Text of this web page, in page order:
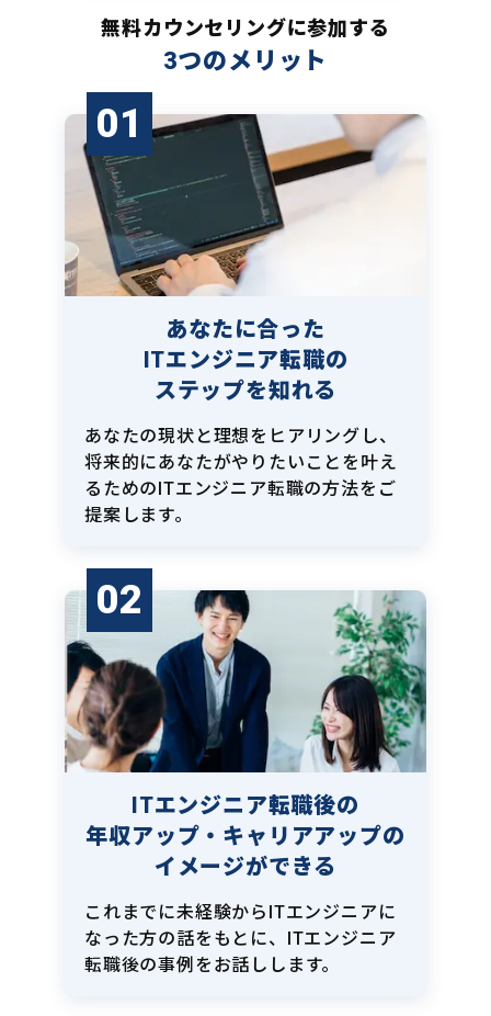
無料カウンセリングに参加する
3つのメリット
01
あなたに合った
ITエンジニア転職の
ステップを知れる
あなたの現状と理想をヒアリングし、
将来的にあなたがやりたいことを叶え
るためのITエンジニア転職の方法をご
提案します。
02
ITエンジニア転職後の
年収アップ・キャリアアップの
イメージができる
これまでに未経験からITエンジニアに
なった方の話をもとに、ITエンジニア
転職後の事例をお話しします。